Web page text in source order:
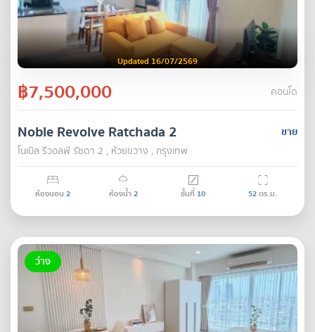
Updated 16/07/2569
฿7,500,000 คอนโด
ขาย
Noble Revolve Ratchada 2
โนเบิล รีวอลฟ์ รัชดา 2 , ห้วยขวาง , กรุงเทพ
ห้องนอน 2 ห้องน้ำ2 ชั้นที่ 10 52ตร.ม.
ว่าง